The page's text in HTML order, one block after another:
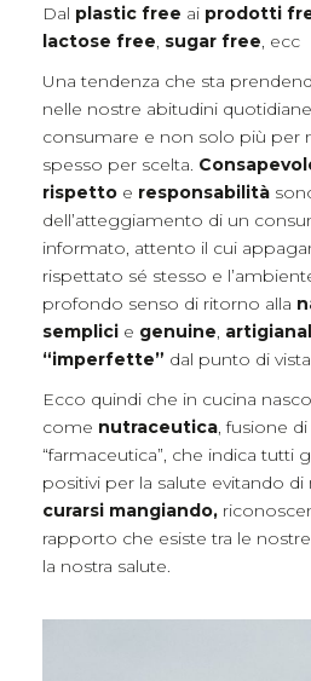
Dal plastic free ai prodotti
lactose free, sugar free, ecc
Una tendenza che sta
nelle nostre abitudini
consumare e non solo più per
spesso per scelta.
rispetto e responsabilità
dell’atteggiamento di un
informato, attento il cui
rispettato sé stesso e
profondo senso di ritorno alla
semplici e genuine,
“imperfette” dal punto di
Ecco quindi che in cucina
come nutraceutica, fusione di
“farmaceutica”, che indica tutti
positivi per la salute evitando
curarsi mangiando,
rapporto che esiste tra le
la nostra salute.